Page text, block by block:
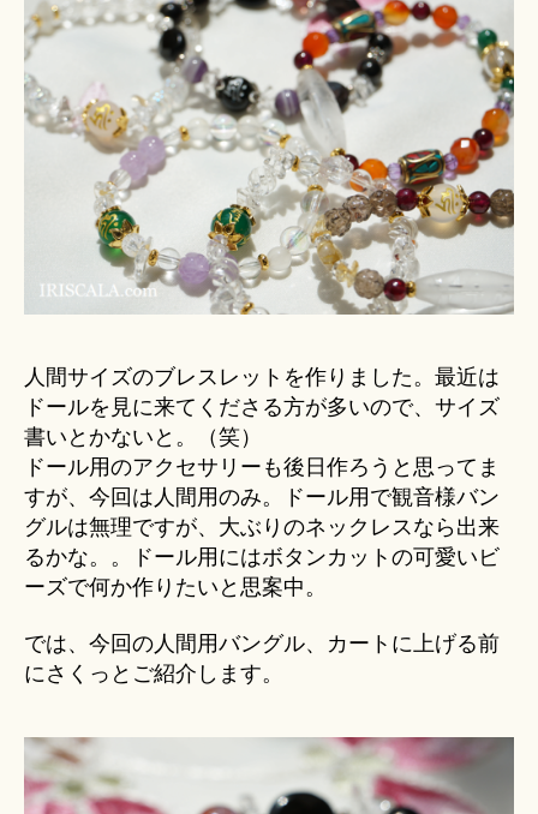
イ
へ
の
人間サイズのブレスレットを作りました。最近は
ドールを見に来てくださる方が多いので、サイズ
書いとかないと。（笑）
ドール用のアクセサリーも後日作ろうと思ってま
すが、今回は人間用のみ。ドール用で観音様バン
グルは無理ですが、大ぶりのネックレスなら出来
るかな。。ドール用にはボタンカットの可愛いビ
ーズで何か作りたいと思案中。
では、今回の人間用バングル、カートに上げる前
にさくっとご紹介します。